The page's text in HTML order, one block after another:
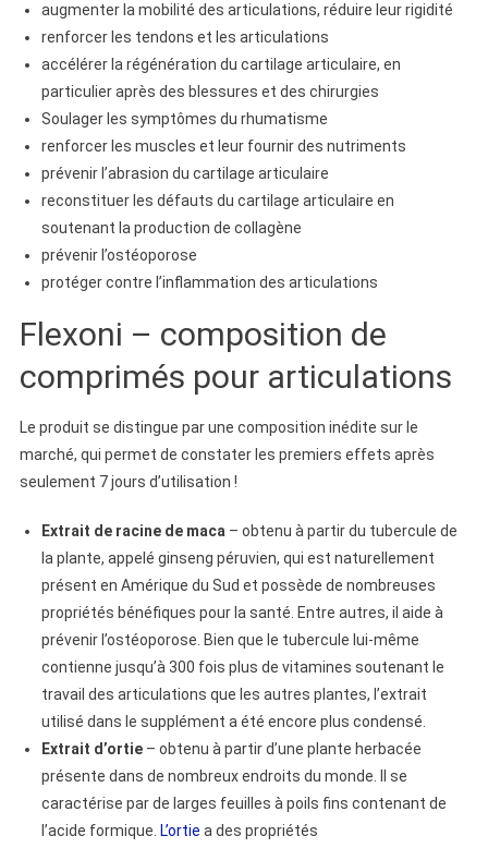
augmenter la mobilité des articulations, réduire leur rigidité
renforcer les tendons et les articulations
accélérer la régénération du cartilage articulaire, en
particulier après des blessures et des chirurgies
Soulager les symptômes du rhumatisme
renforcer les muscles et leur fournir des nutriments
prévenir l’abrasion du cartilage articulaire
reconstituer les défauts du cartilage articulaire en
soutenant la production de collagène
prévenir l’ostéoporose
protéger contre l’inflammation des articulations
Flexoni – composition de
comprimés pour articulations
Le produit se distingue par une composition inédite sur le
marché, qui permet de constater les premiers effets après
seulement 7 jours d’utilisation !
Extrait de racine de maca – obtenu à partir du tubercule de
la plante, appelé ginseng péruvien, qui est naturellement
présent en Amérique du Sud et possède de nombreuses
propriétés bénéfiques pour la santé. Entre autres, il aide à
prévenir l’ostéoporose. Bien que le tubercule lui-même
contienne jusqu’à 300 fois plus de vitamines soutenant le
travail des articulations que les autres plantes, l’extrait
utilisé dans le supplément a été encore plus condensé.
Extrait d’ortie – obtenu à partir d’une plante herbacée
présente dans de nombreux endroits du monde. Il se
caractérise par de larges feuilles à poils fins contenant de
l’acide formique. L’ortie a des propriétés